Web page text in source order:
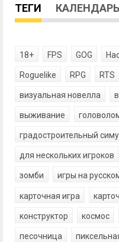
ТЕГИ КАЛЕНДАРЬ
18+ FPS GOG
Roguelike RPG RTS
визуальная новелла
выживание
градостроительный
для нескольких игроков
зомби игры на
карточная игра
конструктор космос
песочница